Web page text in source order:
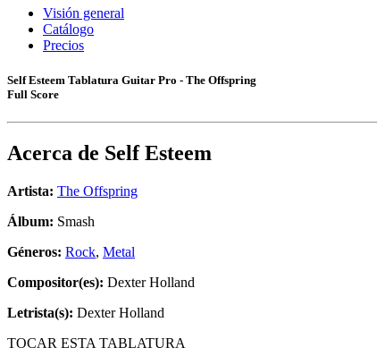
Visión general
Catálogo
Precios
Self Esteem Tablatura Guitar Pro - The Offspring
Full Score
Acerca de Self Esteem
Artista: The Offspring
Álbum: Smash
Géneros: Rock, Metal
Compositor(es): Dexter Holland
Letrista(s): Dexter Holland
TOCAR ESTA TABLATURA